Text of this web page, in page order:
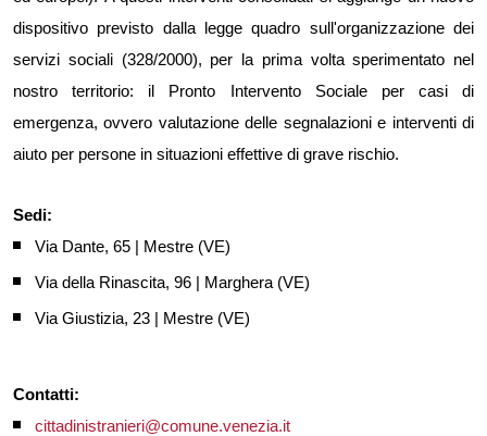
dispositivo previsto dalla legge quadro sull'organizzazione dei
servizi sociali (328/2000), per la prima volta sperimentato nel
nostro territorio: il Pronto Intervento Sociale per casi di
emergenza, ovvero valutazione delle segnalazioni e interventi di
aiuto per persone in situazioni effettive di grave rischio.
Sedi:
Via Dante, 65 | Mestre (VE)
Via della Rinascita, 96 | Marghera (VE)
Via Giustizia, 23 | Mestre (VE)
Contatti:
cittadinistranieri@comune.venezia.it